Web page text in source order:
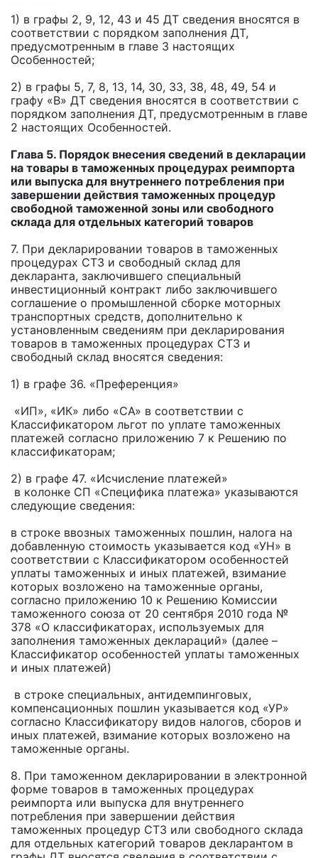
1) в графы 2, 9, 12, 43 и 45 ДТ сведения вносятся в
соответствии с порядком заполнения ДТ,
предусмотренным в главе 3 настоящих
Особенностей;
2) в графы 5, 7, 8, 13, 14, 30, 33, 38, 48, 49, 54 и
графу «В» ДТ сведения вносятся в соответствии с
порядком заполнения ДТ, предусмотренным в главе
2 настоящих Особенностей.
Глава 5. Порядок внесения сведений в декларации
на товары в таможенных процедурах реимпорта
или выпуска для внутреннего потребления при
завершении действия таможенных процедур
свободной таможенной зоны или свободного
склада для отдельных категорий товаров
7. При декларировании товаров в таможенных
процедурах СТЗ и свободный склад для
декларанта, заключившего специальный
инвестиционный контракт либо заключившего
соглашение о промышленной сборке моторных
транспортных средств, дополнительно к
установленным сведениям при декларирования
товаров в таможенных процедурах СТЗ и
свободный склад вносятся сведения:
1) в графе 36. «Преференция»
«ИП», «ИК» либо «СА» в соответствии с
Классификатором льгот по уплате таможенных
платежей согласно приложению 7 к Решению по
классификаторам;
2) в графе 47. «Исчисление платежей»
в колонке СП «Специфика платежа» указываются
следующие сведения:
в строке ввозных таможенных пошлин, налога на
добавленную стоимость указывается код «УН» в
соответствии с Классификатором особенностей
уплаты таможенных и иных платежей, взимание
которых возложено на таможенные органы,
согласно приложению 10 к Решению Комиссии
таможенного союза от 20 сентября 2010 года №
378 «О классификаторах, используемых для
заполнения таможенных деклараций» (далее –
Классификатор особенностей уплаты таможенных
и иных платежей)
в строке специальных, антидемпинговых,
компенсационных пошлин указывается код «УР»
согласно Классификатору видов налогов, сборов и
иных платежей, взимание которых возложено на
таможенные органы.
8. При таможенном декларировании в электронной
форме товаров в таможенных процедурах
реимпорта или выпуска для внутреннего
потребления при завершении действия
таможенных процедур СТЗ или свободного склада
для отдельных категорий товаров декларантом в